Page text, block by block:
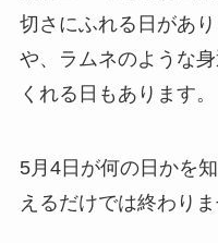
切さにふれる日があ
や、ラムネのような
くれる日もあります。
5月4日が何の日かを
えるだけでは終わりま